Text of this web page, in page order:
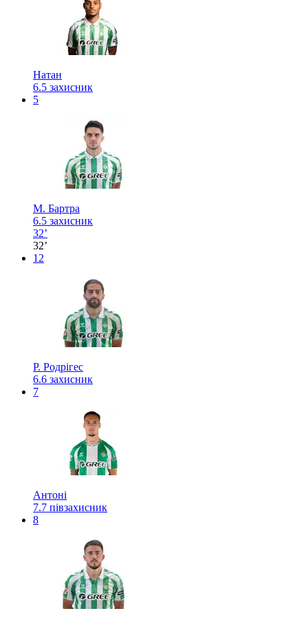
Натан
6.5 захисник
5
М. Бартра
6.5 захисник
32’
32’
12
Р. Родрігес
6.6 захисник
7
Антоні
7.7 півзахисник
8